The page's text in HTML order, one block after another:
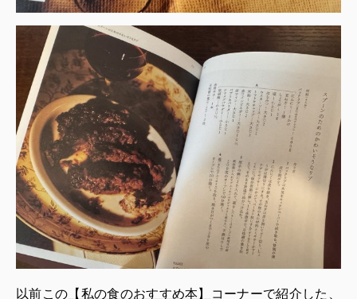
以前この 【私の食のおすすめ本】
コーナーで紹介した、